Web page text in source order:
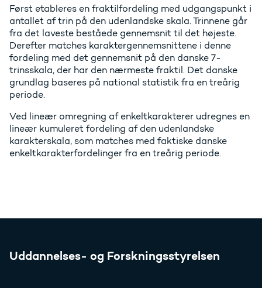
Først etableres en fraktilfordeling med udgangspunkt i
antallet af trin på den udenlandske skala. Trinnene går
fra det laveste beståede gennemsnit til det højeste.
Derefter matches karaktergennemsnittene i denne
fordeling med det gennemsnit på den danske 7-
trinsskala, der har den nærmeste fraktil. Det danske
grundlag baseres på national statistik fra en treårig
periode.
Ved lineær omregning af enkeltkarakterer udregnes en
lineær kumuleret fordeling af den udenlandske
karakterskala, som matches med faktiske danske
enkeltkarakterfordelinger fra en treårig periode.
Uddannelses- og Forskningsstyrelsen